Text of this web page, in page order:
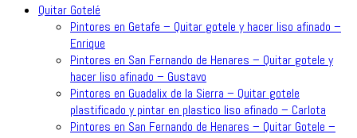
Quitar Gotelé
Pintores en Getafe – Quitar gotele y hacer liso afinado –
Enrique
Pintores en San Fernando de Henares – Quitar gotele y
hacer liso afinado – Gustavo
Pintores en Guadalix de la Sierra – Quitar gotele
plastificado y pintar en plastico liso afinado – Carlota
Pintores en San Fernando de Henares – Quitar Gotele –